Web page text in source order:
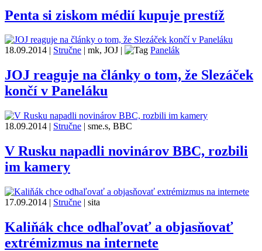
Penta si ziskom médií kupuje prestíž
18.09.2014 | Stručne | mk, JOJ | Panelák
JOJ reaguje na články o tom, že Slezáček
končí v Paneláku
18.09.2014 | Stručne | sme.s, BBC
V Rusku napadli novinárov BBC, rozbili
im kamery
17.09.2014 | Stručne | sita
Kaliňák chce odhaľovať a objasňovať
extrémizmus na internete